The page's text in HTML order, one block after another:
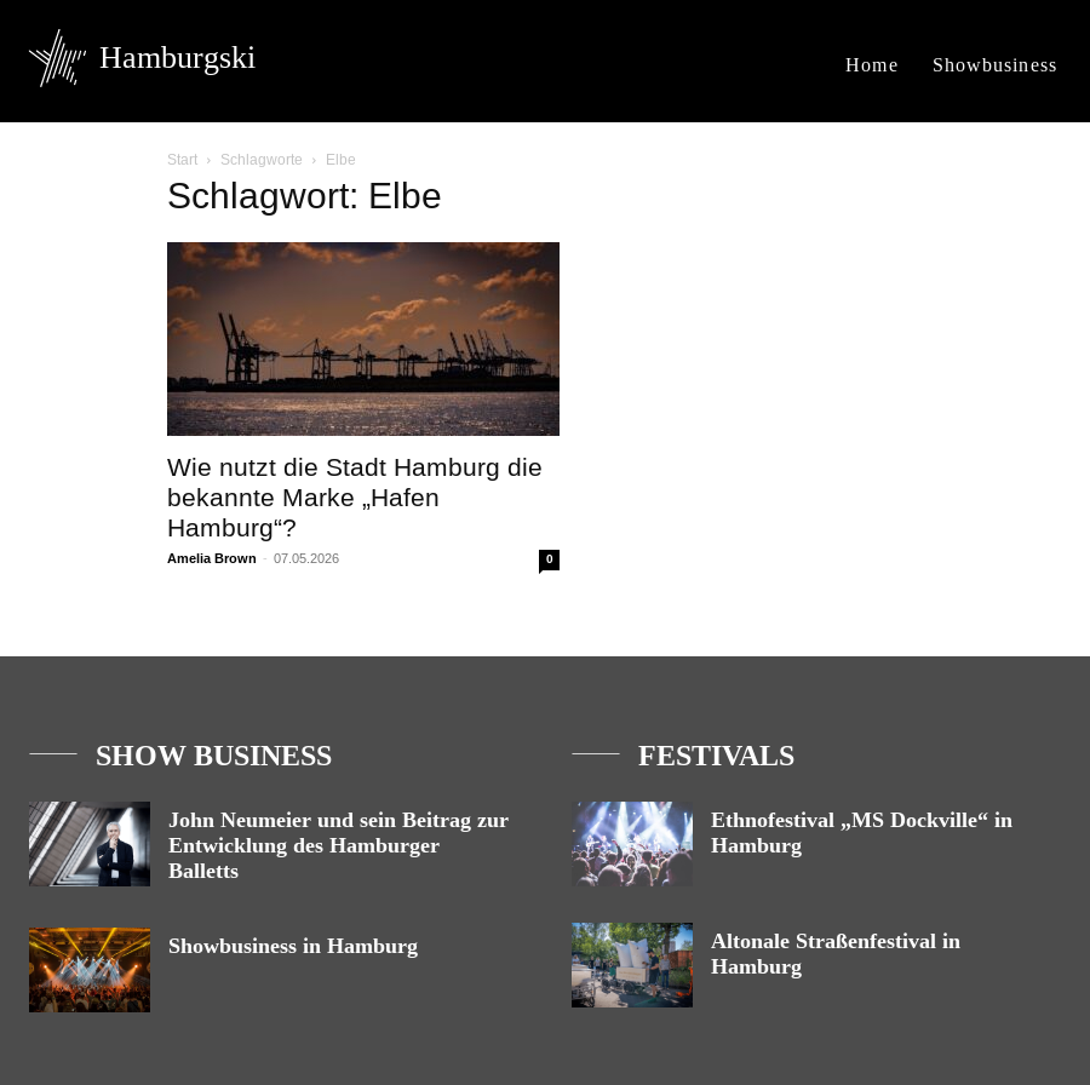
Hamburgski Home Showbusiness
Start Schlagworte Elbe
Schlagwort: Elbe
Wie nutzt die Stadt Hamburg die
bekannte Marke „Hafen
Hamburg“?
Amelia Brown - 07.05.2026 0
SHOW BUSINESS
John Neumeier und sein Beitrag zur
Entwicklung des Hamburger
Balletts
Showbusiness in Hamburg
FESTIVALS
Ethnofestival „MS Dockville“ in
Hamburg
Altonale Straßenfestival in
Hamburg